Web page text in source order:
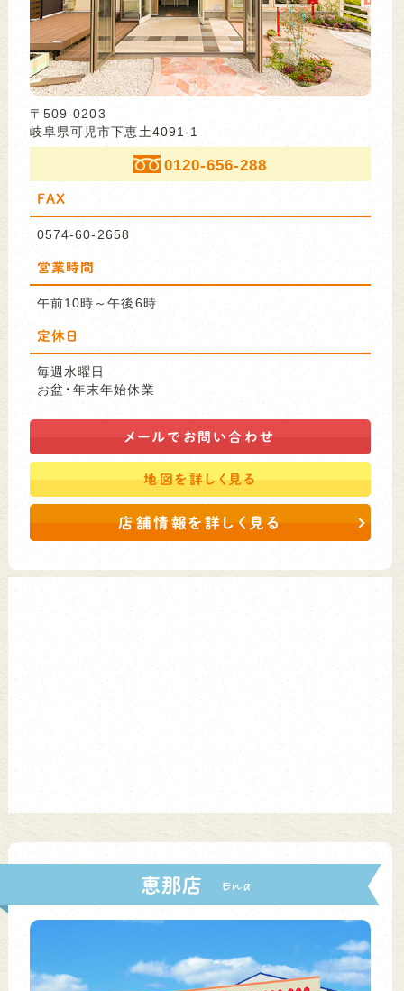
〒509-0203
岐阜県可児市下恵土4091-1
0120-656-288
FAX
0574-60-2658
営業時間
午前10時～午後6時
定休日
毎週水曜日
お盆・年末年始休業
メールで お問い合わせ
地図を詳しく見る
店舗情報を詳しく見る
恵那店